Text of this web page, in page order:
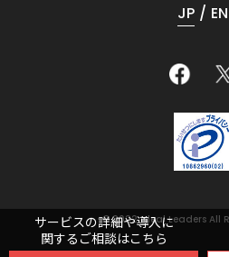
JP EN
© 2022 Ideal Leaders All
サービスの詳細や導入に
関するご相談はこちら